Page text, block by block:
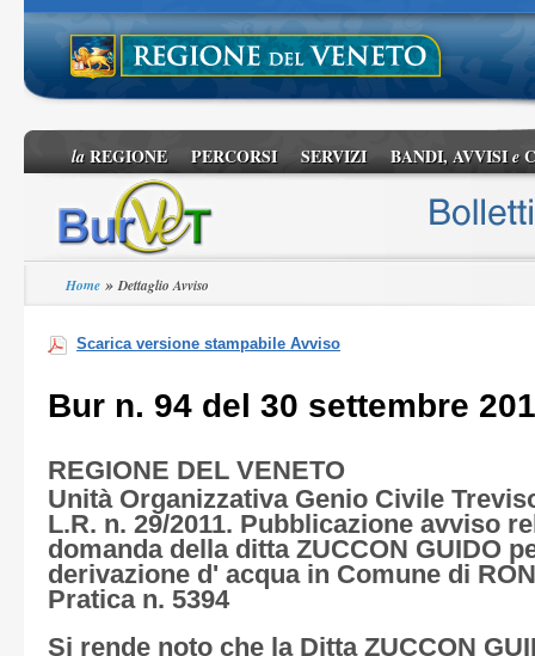
laREGIONE PERCORSI SERVIZI BANDI, AVVISIe
Home »Dettaglio Avviso
Scarica versione stampabile Avviso
Bur n. 94 del 30 settembre
REGIONE DEL VENETO
Unità Organizzativa Genio Civile
L.R. n. 29/2011. Pubblicazione avviso
domanda della ditta ZUCCON GUIDO
derivazione d' acqua in Comune di
Pratica n. 5394
Si rende noto che la Ditta ZUCCON